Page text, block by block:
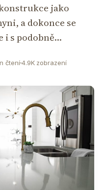
jako
a dokonce se
i s podobně…
čtení4.9K zobrazení